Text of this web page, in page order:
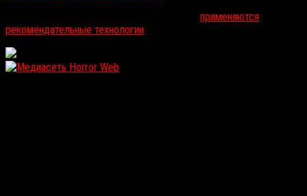
применяются
рекомендательные технологии